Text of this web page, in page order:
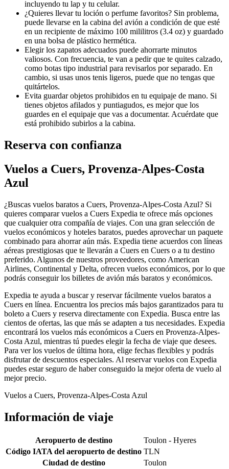
incluyendo tu lap y tu celular.
¿Quieres llevar tu loción o perfume favoritos? Sin problema,
puede llevarse en la cabina del avión a condición de que esté
en un recipiente de máximo 100 mililitros (3.4 oz) y guardado
en una bolsa de plástico hermética.
Elegir los zapatos adecuados puede ahorrarte minutos
valiosos. Con frecuencia, te van a pedir que te quites calzado,
como botas tipo industrial para revisarlos por separado. En
cambio, si usas unos tenis ligeros, puede que no tengas que
quitártelos.
Evita guardar objetos prohibidos en tu equipaje de mano. Si
tienes objetos afilados y puntiagudos, es mejor que los
guardes en el equipaje que vas a documentar. Acuérdate que
está prohibido subirlos a la cabina.
Reserva con confianza
Vuelos a Cuers, Provenza-Alpes-Costa
Azul
¿Buscas vuelos baratos a Cuers, Provenza-Alpes-Costa Azul? Si
quieres comparar vuelos a Cuers Expedia te ofrece más opciones
que cualquier otra compañía de viajes. Con una gran selección de
vuelos económicos y hoteles baratos, puedes aprovechar un paquete
combinado para ahorrar aún más. Expedia tiene acuerdos con líneas
aéreas prestigiosas que te llevarán a Cuers en Cuers o a tu destino
preferido. Algunos de nuestros proveedores, como American
Airlines, Continental y Delta, ofrecen vuelos económicos, por lo que
podrás conseguir los billetes de avión más baratos y económicos.
Expedia te ayuda a buscar y reservar fácilmente vuelos baratos a
Cuers en línea. Encuentra los precios más bajos garantizados para tu
boleto a Cuers y reserva directamente con Expedia. Busca entre las
cientos de ofertas, las que más se adapten a tus necesidades. Expedia
encontrará los vuelos más económicos a Cuers en Provenza-Alpes-
Costa Azul, mientras tú puedes elegir la fecha de viaje que desees.
Para ver los vuelos de última hora, elige fechas flexibles y podrás
disfrutar de descuentos especiales. Al reservar vuelos con Expedia
puedes estar seguro de haber conseguido la mejor oferta de vuelo al
mejor precio.
Vuelos a Cuers, Provenza-Alpes-Costa Azul
Información de viaje
Aeropuerto de destino
Toulon - Hyeres
Código IATA del aeropuerto de destino TLN
Ciudad de destino
Toulon